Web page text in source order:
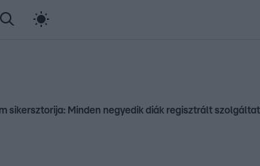
Most Wanted
sikersztorija: Minden negyedik diák regisztrált